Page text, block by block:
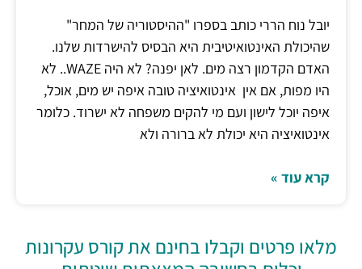
יובל נוח הררי כותב בספרו "ההיסטוריה של המחר"
שהיכולת האינטואיטיבית היא הבסיס להישרדות שלנו.
האדם הקדמון רצה מים. לאן יפנה? לא היה WAZE.. לא
היו מפות, אם אין אינטואיציה טובה איפה יש מים, אוכל,
איפה יוכל לישון ועם מי להקים משפחה לא ישרוד. כלומר
אינטואיציה היא יכולת לא ברורה ולא
קרא עוד »
מלאו פרטים וקבלו בחינם את קורס עקרונות